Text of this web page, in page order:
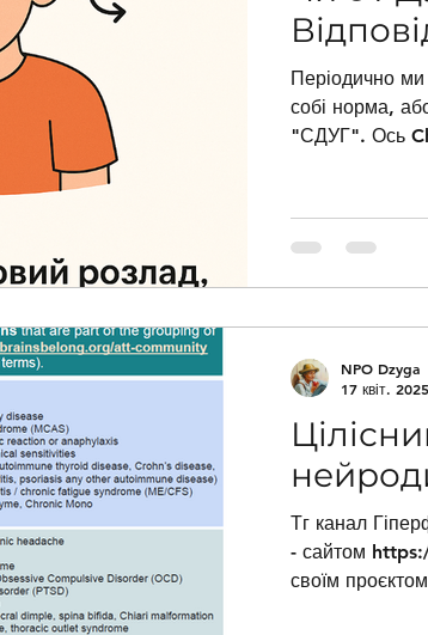
Періодично ми
собі норма,
"СДУГ". Ось
Тг канал Гіперфокусники
- сайтом https://
своїм
NPO Dzyga
17 квіт.